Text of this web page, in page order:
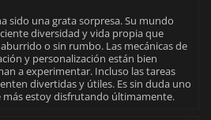
sido una grata sorpresa. Su mundo
diversidad y vida propia que
o sin rumbo. Las mecánicas de
y personalización están bien
a experimentar. Incluso las tareas
divertidas y útiles. Es sin duda uno
más estoy disfrutando últimamente.